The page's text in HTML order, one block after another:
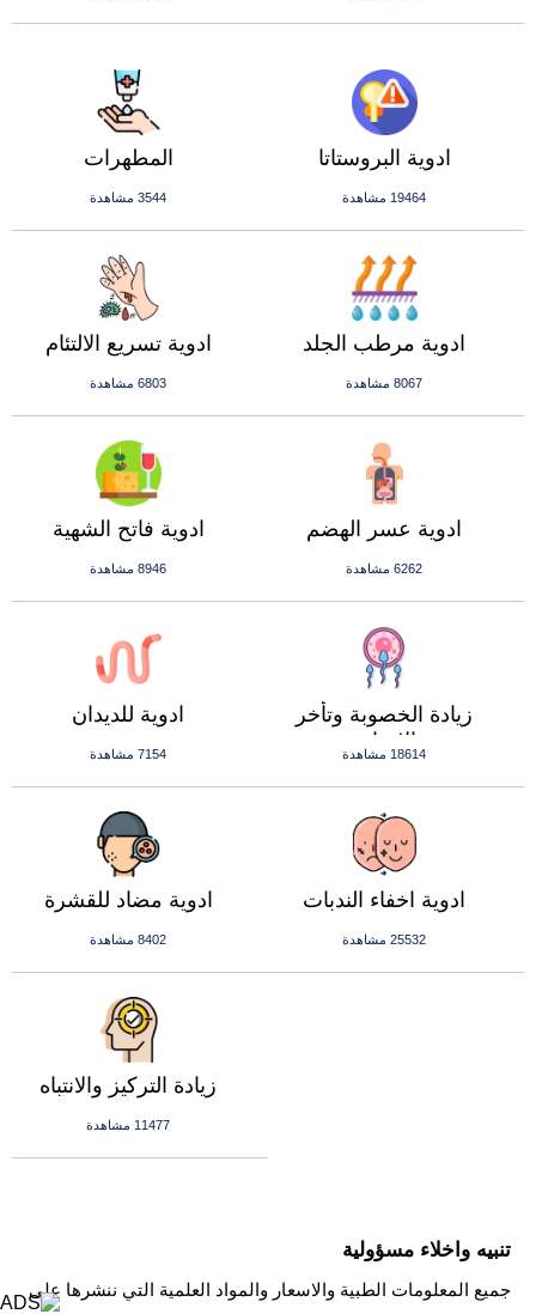
المطهرات
3544 مشاهدة
ادوية البروستاتا
19464 مشاهدة
ادوية تسريع الالتئام
6803 مشاهدة
ادوية مرطب الجلد
8067 مشاهدة
ادوية فاتح الشهية
8946 مشاهدة
ادوية عسر الهضم
6262 مشاهدة
ادوية للديدان
7154 مشاهدة
زيادة الخصوبة وتأخر
الانجاب
18614 مشاهدة
ادوية مضاد للقشرة
8402 مشاهدة
ادوية اخفاء الندبات
25532 مشاهدة
زيادة التركيز والانتباه
11477 مشاهدة
تنبيه واخلاء مسؤولية
جميع المعلومات الطبية والاسعار والمواد العلمية التي ننشرها على